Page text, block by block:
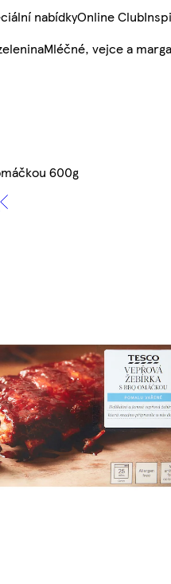
nabídkyOnline Club
Mléčné, vejce a
600g